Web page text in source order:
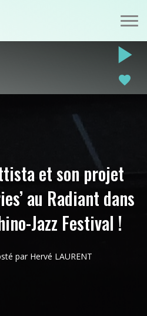
play_arrow
favorite
et son projet
au Radiant dans
Jazz Festival !
par Hervé LAURENT